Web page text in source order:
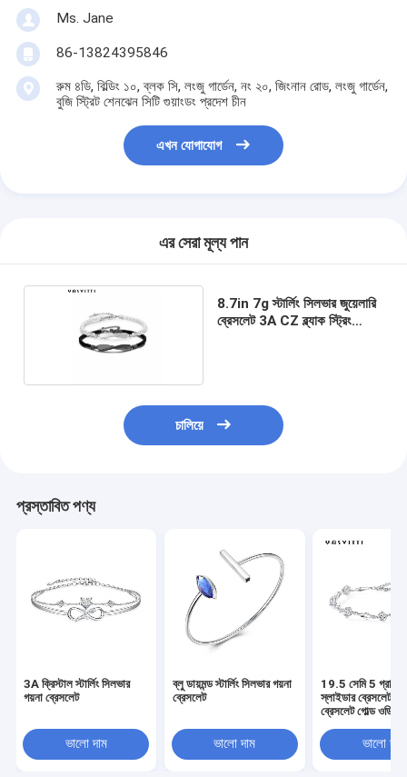
Ms. Jane
86-13824395846
রুম ৪ডি, বিল্ডিং ১০, ব্লক সি, লংজু গার্ডেন, নং ২০, জিংনান রোড, লংজু গার্ডেন,
বুজি স্ট্রিট শেনঝেন সিটি গুয়াংডং প্রদেশ চীন
এখন যোগাযোগ
এর সেরা মূল্য পান
8.7in 7g স্টার্লিং সিলভার জুয়েলারি
ব্রেসলেট 3A CZ ব্ল্যাক স্ট্রিং
চালিয়ে
প্রস্তাবিত পণ্য
3A ক্রিস্টাল স্টার্লিং সিলভার
গয়না ব্রেসলেট
ভালো দাম
ব্লু ডায়মন্ড স্টার্লিং সিলভার গয়না
ব্রেসলেট
ভালো দাম
19.5 সেমি 5 গ্রাম
স্লাইডার ব্রেসলেট লাভ
ব্রেসলেট গোল্ড ওডিএম
ভালো দাম